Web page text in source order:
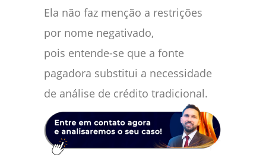
Ela não faz menção a restrições
por nome negativado,
pois entende-se que a fonte
pagadora substitui a necessidade
de análise de crédito tradicional.